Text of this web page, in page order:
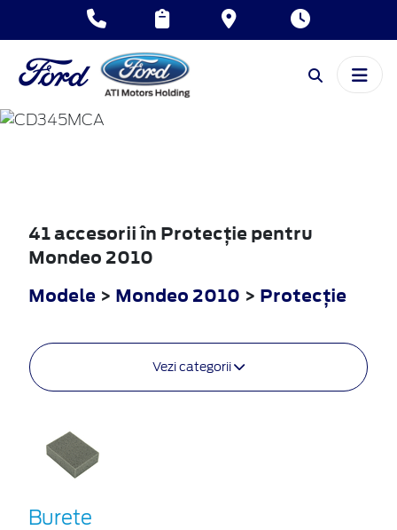
MONDEO
41 accesorii în Protecţie pentru
Mondeo 2010
Modele > Mondeo 2010 > Protecţie
Vezi categorii
Burete